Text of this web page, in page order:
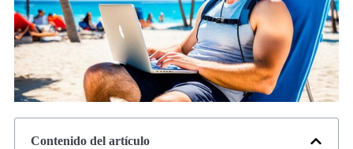
Contenido del artículo